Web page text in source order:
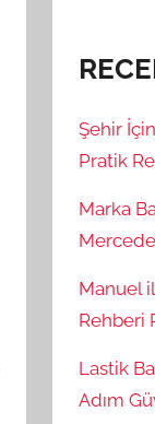
Şehir
Pratik
Marka
Manuel
Rehberi
Lastik
Adım